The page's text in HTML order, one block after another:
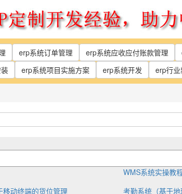
erp系统订单管理 erp系统应收应付账款管理
erp系统项目实施方案 erp系统开发 erp行
WMS系统实操教
动终端的货位管理 考勤系统（基于地